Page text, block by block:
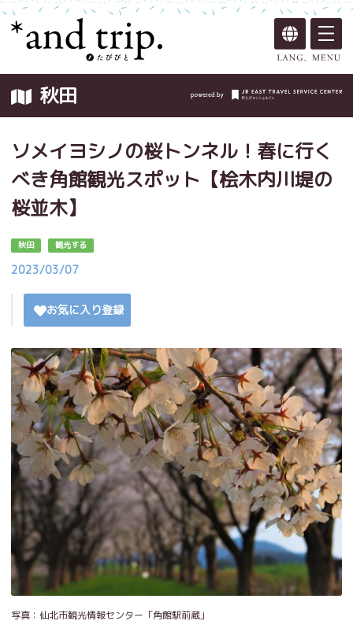
秋田
ソメイヨシノの桜トンネル！春に行く
べき角館観光スポット【桧木内川堤の
桜並木】
秋田 観光する
2023/03/07
お気に入り登録
写真：仙北市観光情報センター「角館駅前蔵」